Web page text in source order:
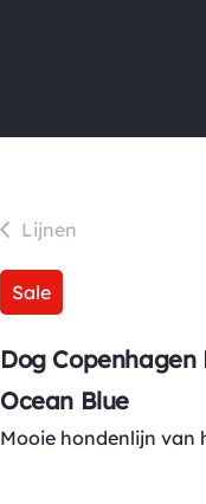
Lijnen
Sale
Dog
Ocean Blue
Mooie hondenlijn van